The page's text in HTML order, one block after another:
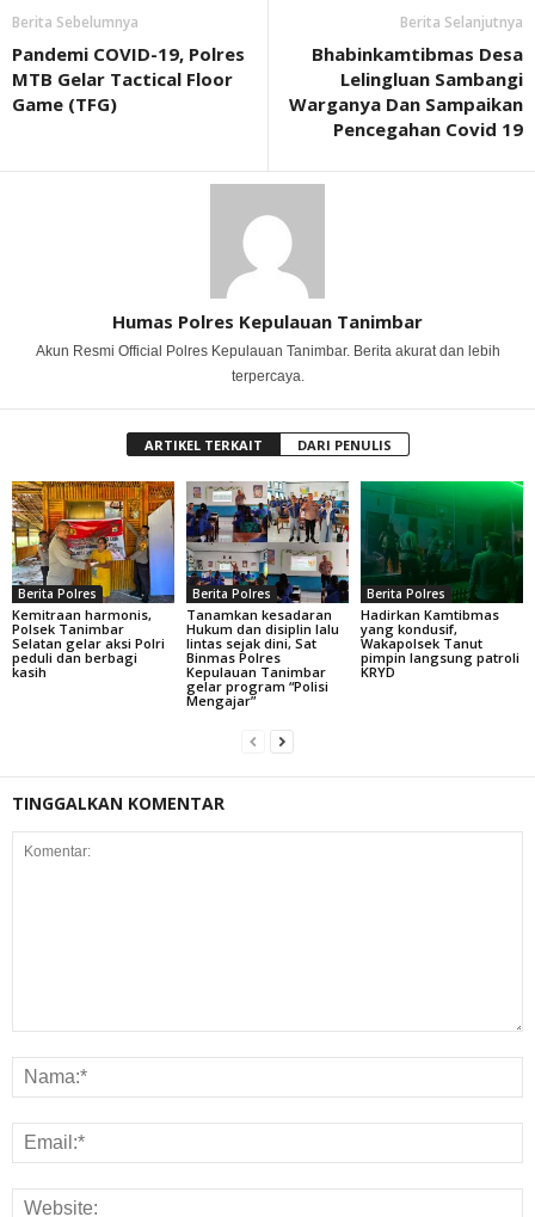
Berita Sebelumnya
Pandemi COVID-19, Polres
MTB Gelar Tactical Floor
Game (TFG)
Berita Selanjutnya
Bhabinkamtibmas Desa
Lelingluan Sambangi
Warganya Dan Sampaikan
Pencegahan Covid 19
Humas Polres Kepulauan Tanimbar
Akun Resmi Official Polres Kepulauan Tanimbar. Berita akurat dan lebih
terpercaya.
ARTIKEL TERKAIT DARI PENULIS
Berita Polres
Kemitraan harmonis,
Polsek Tanimbar
Selatan gelar aksi Polri
peduli dan berbagi
kasih
Berita Polres
Tanamkan kesadaran
Hukum dan disiplin lalu
lintas sejak dini, Sat
Binmas Polres
Kepulauan Tanimbar
gelar program “Polisi
Mengajar”
Berita Polres
Hadirkan Kamtibmas
yang kondusif,
Wakapolsek Tanut
pimpin langsung patroli
KRYD
TINGGALKAN KOMENTAR